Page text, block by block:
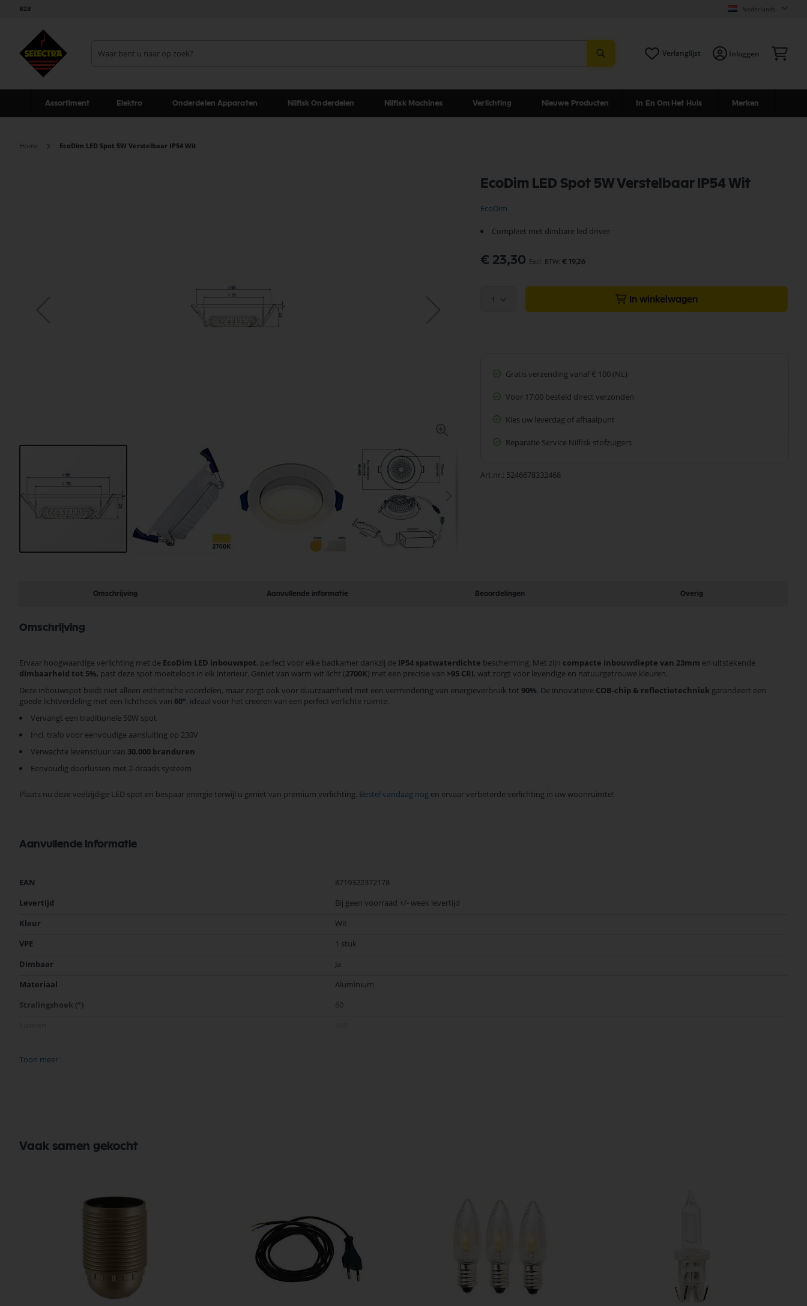
B2B Nederlands
Verlanglijst Inloggen
Assortiment Elektro Onderdelen Apparaten Nilfisk Onderdelen Nilfisk Machines Verlichting Nieuwe Producten In En Om Het Huis Merken
Home EcoDim LED Spot 5W Verstelbaar IP54 Wit
EcoDim LED Spot 5W Verstelbaar IP54 Wit
EcoDim
Compleet met dimbare led driver
€ 23,30 € 19,26
1 In winkelwagen
Gratis verzending vanaf € 100 (NL)
Voor 17:00 besteld direct verzonden
Kies uw leverdag of afhaalpunt
Reparatie Service Nilfisk stofzuigers
Art.nr. 5246678332468
afbeeldingen-
gallerij
Omschrijving Aanvullende informatie Beoordelingen Overig
Omschrijving
Ervaar hoogwaardige verlichting met de EcoDim LED inbouwspot, perfect voor elke badkamer dankzij de IP54 spatwaterdichte bescherming. Met zijn compacte inbouwdiepte van 23mm en uitstekende
dimbaarheid tot 5%, past deze spot moeiteloos in elk interieur. Geniet van warm wit licht (2700K) met een precisie van >95 CRI, wat zorgt voor levendige en natuurgetrouwe kleuren.
Deze inbouwspot biedt niet alleen esthetische voordelen, maar zorgt ook voor duurzaamheid met een vermindering van energieverbruik tot 90%. De innovatieve COB-chip & reflectietechniek garandeert een
goede lichtverdeling met een lichthoek van 60°, ideaal voor het creëren van een perfect verlichte ruimte.
Vervangt een traditionele 50W spot
Incl. trafo voor eenvoudige aansluiting op 230V
Verwachte levensduur van 30.000 branduren
Eenvoudig doorlussen met 2-draads systeem
Plaats nu deze veelzijdige LED spot en bespaar energie terwijl u geniet van premium verlichting. Bestel vandaag nog en ervaar verbeterde verlichting in uw woonruimte!
Aanvullende informatie
Meer
EAN
8719322372178
Levertijd
Bij geen voorraad +/- week levertijd
Kleur
Wit
VPE
1 stuk
Dimbaar
Ja
Materiaal
Aluminium
Stralingshoek (°)
60
Garantie ( Jaren)
Energieklasse
Toon meer
Vaak samen gekocht